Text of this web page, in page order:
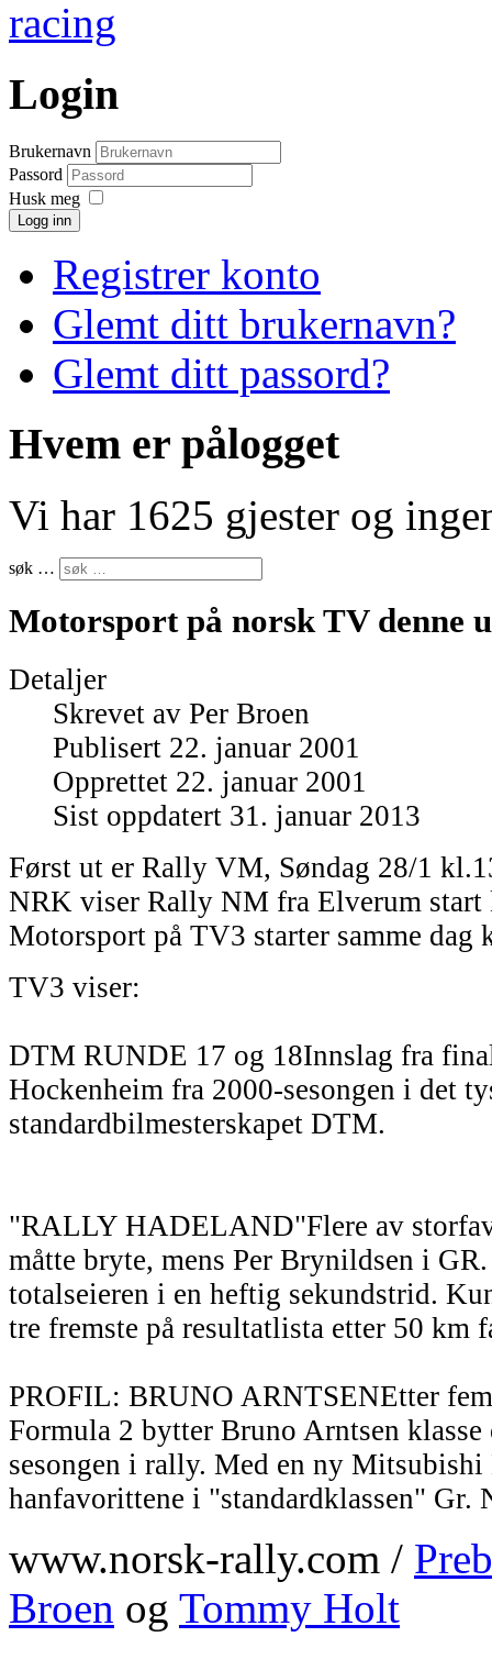
Login
Brukernavn
Passord
Husk meg
Logg inn
Registrer konto
Glemt ditt brukernavn?
Glemt ditt passord?
Hvem er pålogget
Vi har 1625 gjester og
søk …
Motorsport på norsk TV denne
Detaljer
Skrevet av Per Broen
Publisert 22. januar 2001
Opprettet 22. januar 2001
Sist oppdatert 31. januar 2013
Først ut er Rally VM, Søndag 28/1
NRK viser Rally NM fra Elverum start
Motorsport på TV3 starter samme dag
TV3 viser:
DTM RUNDE 17 og 18Innslag fra
Hockenheim fra 2000-sesongen i det
standardbilmesterskapet DTM.
"RALLY HADELAND"Flere av
måtte bryte, mens Per Brynildsen i
totalseieren i en heftig sekundstrid.
tre fremste på resultatlista etter 50 km
PROFIL: BRUNO ARNTSENEtter
Formula 2 bytter Bruno Arntsen
sesongen i rally. Med en ny
hanfavorittene i "standardklassen" Gr.
www.norsk-rally.com /
Broen og Tommy Holt